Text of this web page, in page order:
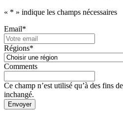
« * » indique les champs nécessaires
Email*
Régions*
Comments
Ce champ n’est utilisé qu’à des fins
inchangé.